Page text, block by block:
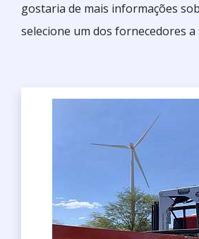
gostaria de mais informações
selecione um dos fornecedores a